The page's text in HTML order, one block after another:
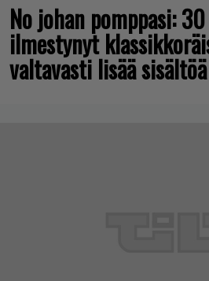
No johan pomppasi:
ilmestynyt
valtavasti lisää sisältöä